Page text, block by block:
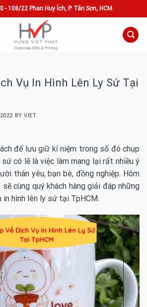
- 108/22 Phan Huy Ích, P. Tân Sơn, HCM
Vụ In Hình Lên Ly Sứ Tại
BYVIET
để lưu giữ kỉ niệm trong số đó chụp
sứ có lẽ là việc làm mang lại rất nhiều ý
thân yêu, bạn bè, đồng nghiệp. Hôm
cùng quý khách hàng giải đáp những
in hình lên ly sứ tại TpHCM.